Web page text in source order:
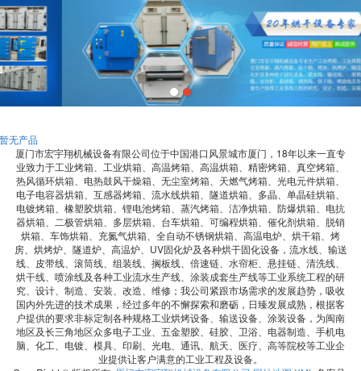
暂无产品
厦门市宏宇翔机械设备有限公司位于中国港口风景城市厦门，18年以来一直专
业致力于工业烤箱、工业烘箱、高温烤箱、高温烘箱、精密烤箱、真空烤箱、
热风循环烘箱、电热鼓风干燥箱、无尘室烤箱、天燃气烤箱、光电元件烘箱、
电子电容器烘箱、互感器烤箱、流水线烘箱、隧道烘箱、多晶、单晶硅烘箱、
电镀烤箱、橡塑胶烘箱、锂电池烤箱、蒸汽烤箱、洁净烘箱、防爆烘箱、电抗
器烘箱、二极管烘箱、多层烘箱、台车烘箱、可编程烘箱、催化剂烘箱、脱销
烘箱、车饰烘箱、充氮气烘箱、全自动不锈钢烘箱、高温电炉、烘干箱、烤
房、烘烤炉、隧道炉、高温炉、UV固化炉及各种烘干固化设备，流水线、输送
线、皮带线、滚筒线、组装线、搁板线、倍速链、水帘柜、悬挂链、清洗线、
烘干线、喷涂线及各种工业流水生产线、涂装成套生产线等工业系统工程的研
究、设计、制造、安装、改造、维修；我公司紧跟市场需求的发展趋势，吸收
国内外先进的技术成果，经过多年的不懈探索和磨砺，日臻发展成熟，根据客
户提供的要求非标定制各种规格工业烘烤设备、输送设备、涂装设备，为闽南
地区及长三角地区众多电子工业、五金塑胶、硅胶、卫浴、电器制造、手机电
脑、化工、电镀、模具、印刷、光电、通讯、航天、医疗、高等院校等工业企
业提供让客户满意的工业工程及设备。